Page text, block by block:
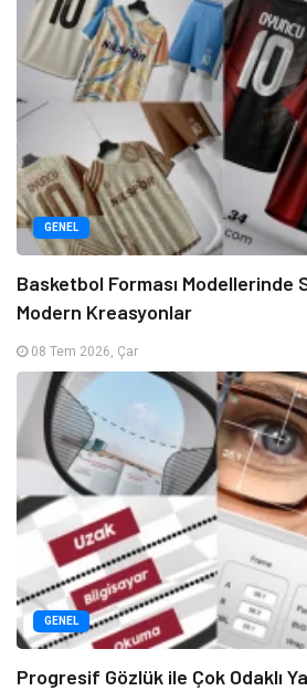
GENEL
Basketbol Forması Modellerinde
Modern Kreasyonlar
08 Tem 2026, Çar
GENEL
Progresif Gözlük ile Çok Odaklı